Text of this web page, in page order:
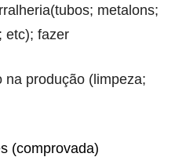
metalons;
etc); fazer
na produção (limpeza;
(comprovada)